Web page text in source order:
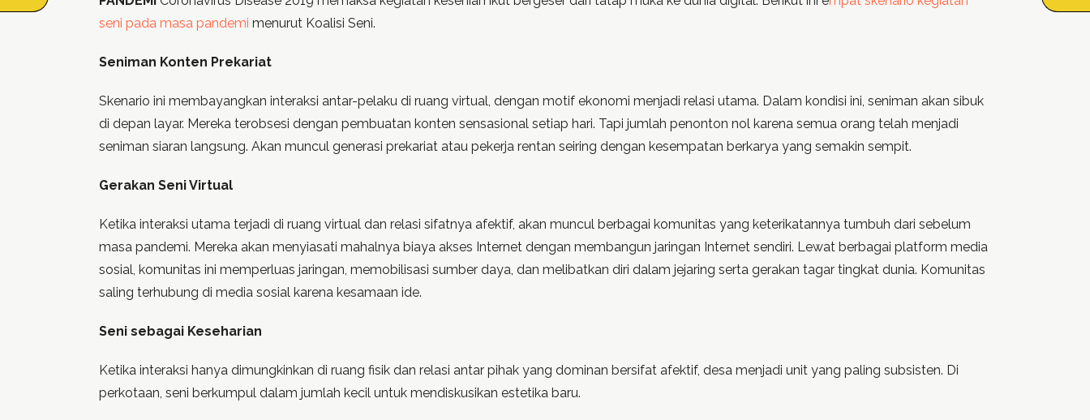
seni pada masa pandemi menurut Koalisi Seni.
Seniman Konten Prekariat
Skenario ini membayangkan interaksi antar-pelaku di ruang virtual, dengan motif ekonomi menjadi relasi utama. Dalam kondisi ini, seniman akan sibuk
di depan layar. Mereka terobsesi dengan pembuatan konten sensasional setiap hari. Tapi jumlah penonton nol karena semua orang telah menjadi
seniman siaran langsung. Akan muncul generasi prekariat atau pekerja rentan seiring dengan kesempatan berkarya yang semakin sempit.
Gerakan Seni Virtual
Ketika interaksi utama terjadi di ruang virtual dan relasi sifatnya afektif, akan muncul berbagai komunitas yang keterikatannya tumbuh dari sebelum
masa pandemi. Mereka akan menyiasati mahalnya biaya akses Internet dengan membangun jaringan Internet sendiri. Lewat berbagai platform media
sosial, komunitas ini memperluas jaringan, memobilisasi sumber daya, dan melibatkan diri dalam jejaring serta gerakan tagar tingkat dunia. Komunitas
saling terhubung di media sosial karena kesamaan ide.
Seni sebagai Keseharian
Ketika interaksi hanya dimungkinkan di ruang fisik dan relasi antar pihak yang dominan bersifat afektif, desa menjadi unit yang paling subsisten. Di
perkotaan, seni berkumpul dalam jumlah kecil untuk mendiskusikan estetika baru.